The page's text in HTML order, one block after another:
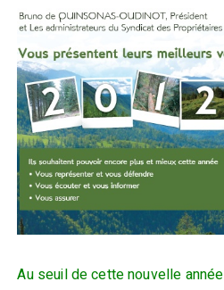
Au seuil de cette nouvelle